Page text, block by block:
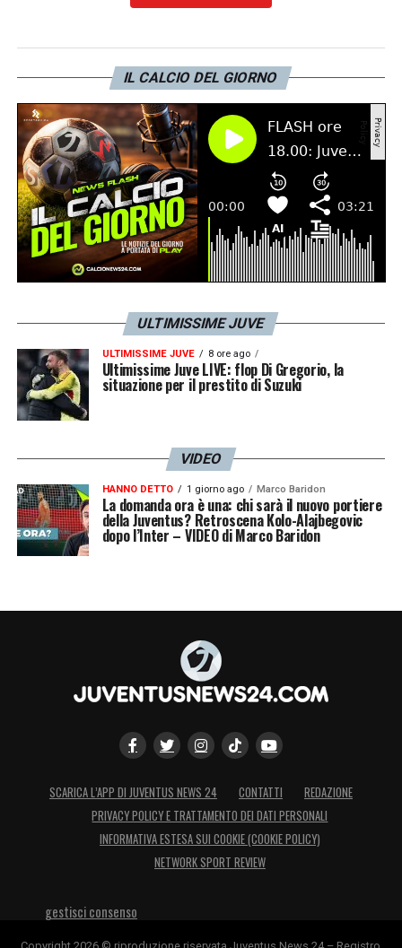
IL CALCIO DEL GIORNO
ULTIMISSIME JUVE
ULTIMISSIME JUVE 8 ore ago
Ultimissime Juve LIVE: flop Di Gregorio, la
situazione per il prestito di Suzuki
VIDEO
HANNO DETTO 1 giorno ago Marco Baridon
La domanda ora è una: chi sarà il nuovo portiere
della Juventus? Retroscena Kolo-Alajbegovic
dopo l’Inter – VIDEO di Marco Baridon
SCARICA L’APP DI JUVENTUS NEWS 24 CONTATTI
REDAZIONE
PRIVACY POLICY E TRATTAMENTO DEI DATI PERSONALI
INFORMATIVA ESTESA SUI COOKIE (COOKIE POLICY)
NETWORK SPORT REVIEW
gestisci consenso